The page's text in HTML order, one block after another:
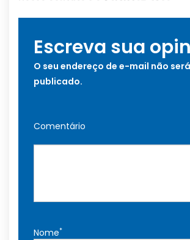
Escreva sua
O seu endereço de e-mail não será
publicado.
Comentário
Nome*